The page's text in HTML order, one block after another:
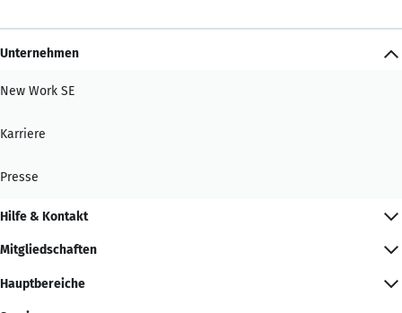
Unternehmen
New Work SE
Karriere
Presse
Hilfe & Kontakt
Mitgliedschaften
Hauptbereiche